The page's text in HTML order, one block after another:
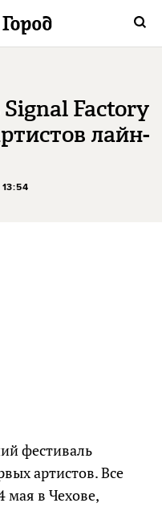
Factory
лайн-
фестиваль
артистов. Все
мая в Чехове,